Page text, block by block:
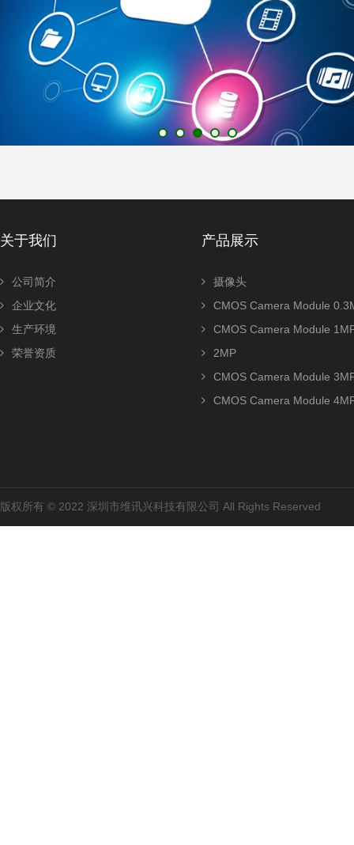
关于我们
公司简介
企业文化
生产环境
荣誉资质
产品展示
摄像头
CMOS Camera Module
CMOS Camera Module
2MP
CMOS Camera Module
CMOS Camera Module
版权所有 © 2022 深圳市维讯兴科技有限公司 All Rights Reserved